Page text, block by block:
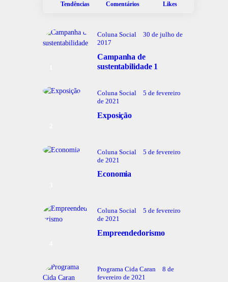
Tendências Comentários Likes
Coluna Social
30 de julho de
2017
Campanha de
sustentabilidade 1
Coluna Social
5 de fevereiro
de 2021
Exposição
Coluna Social
5 de fevereiro
de 2021
Economia
Coluna Social
5 de fevereiro
de 2021
Empreendedorismo
Programa Cida Caran
8 de
fevereiro de 2021